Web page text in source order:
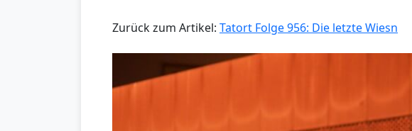
Zurück zum Artikel: Tatort Folge 956: Die letzte Wiesn